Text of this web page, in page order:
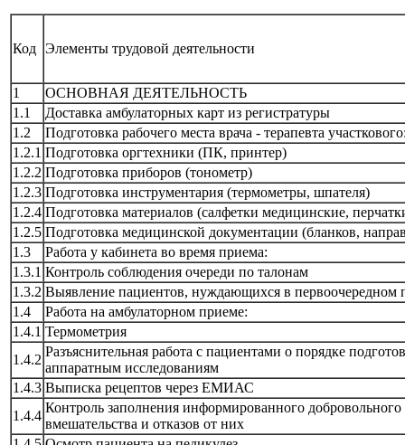
Код Элементы трудовой деятельности
1
ОСНОВНАЯ ДЕЯТЕЛЬНОСТЬ
1.1
Доставка амбулаторных карт из регистратуры
1.2
Подготовка рабочего места врача - терапевта
1.2.1 Подготовка оргтехники (ПК, принтер)
1.2.2 Подготовка приборов (тонометр)
1.2.3 Подготовка инструментария (термометры, шпателя)
1.2.4 Подготовка материалов (салфетки медицинские,
1.2.5 Подготовка медицинской документации (бланков,
1.3
Работа у кабинета во время приема:
1.3.1 Контроль соблюдения очереди по талонам
1.3.2 Выявление пациентов, нуждающихся в первоочередном
1.4
Работа на амбулаторном приеме:
1.4.1 Термометрия
1.4.2
Разъяснительная работа с пациентами о порядке
аппаратным исследованиям
1.4.3 Выписка рецептов через ЕМИАС
1.4.4
Контроль заполнения информированного добровольного
вмешательства и отказов от них